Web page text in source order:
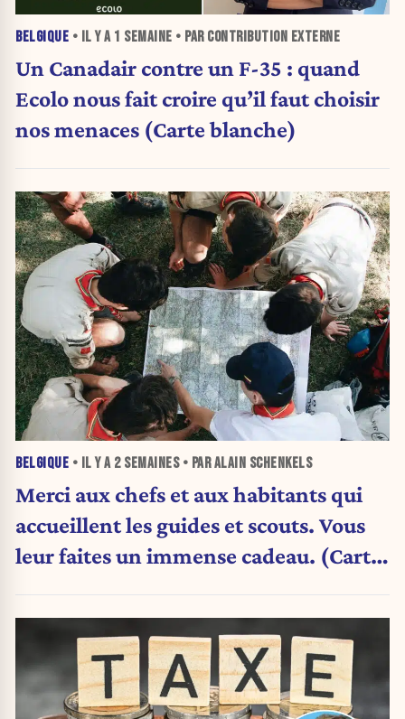
BELGIQUE • IL Y A 1 SEMAINE • PAR CONTRIBUTION EXTERNE
Un Canadair contre un F-35 : quand
Ecolo nous fait croire qu’il faut choisir
nos menaces (Carte blanche)
BELGIQUE • IL Y A 2 SEMAINES• PAR ALAIN SCHENKELS
Merci aux chefs et aux habitants qui
accueillent les guides et scouts. Vous
leur faites un immense cadeau. (Carte